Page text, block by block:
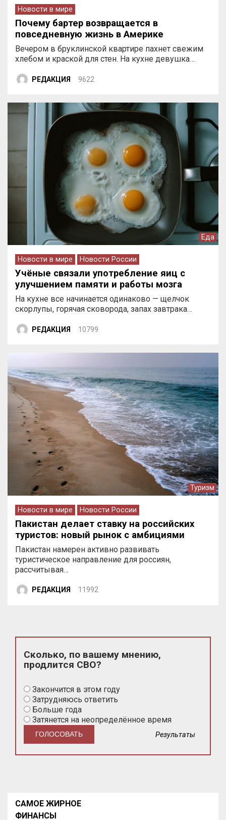
Новости в мире
Почему бартер возвращается в
повседневную жизнь в Америке
Вечером в бруклинской квартире пахнет свежим
хлебом и краской для стен. На кухне девушка…
РЕДАКЦИЯ 9622
Еда
Новости в мире Новости России
Учёные связали употребление яиц с
улучшением памяти и работы мозга
На кухне все начинается одинаково — щелчок
скорлупы, горячая сковорода, запах завтрака…
РЕДАКЦИЯ 10799
Туризм
Новости в мире Новости России
Пакистан делает ставку на российских
туристов: новый рынок с амбициями
Пакистан намерен активно развивать
туристическое направление для россиян,
рассчитывая…
РЕДАКЦИЯ 11992
Сколько, по вашему мнению,
продлится СВО?
Закончится в этом году
Затрудняюсь ответить
Больше года
Затянется на неопределённое время
Результаты
САМОЕ ЖИРНОЕ
ФИНАНСЫ